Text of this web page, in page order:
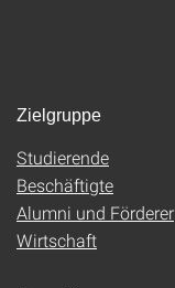
Zielgruppe
Studierende
Beschäftigte
Alumni und Förderer
Wirtschaft